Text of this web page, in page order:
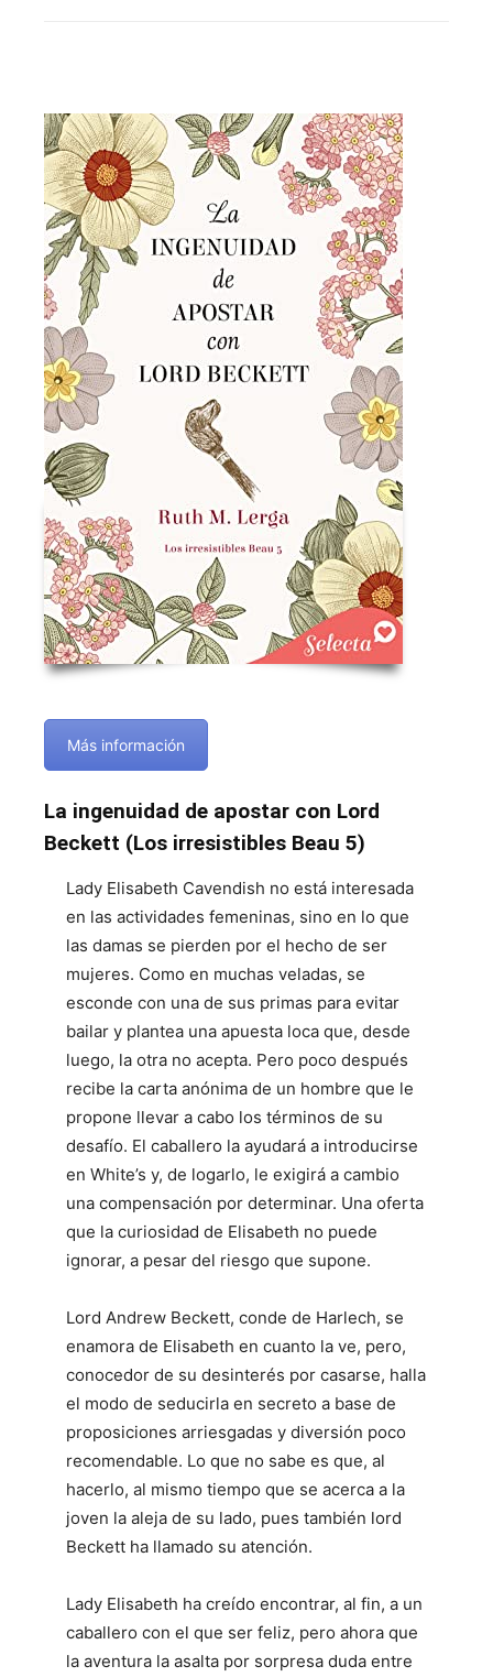
Más información
La ingenuidad de apostar con Lord
Beckett (Los irresistibles Beau 5)
Lady Elisabeth Cavendish no está interesada
en las actividades femeninas, sino en lo que
las damas se pierden por el hecho de ser
mujeres. Como en muchas veladas, se
esconde con una de sus primas para evitar
bailar y plantea una apuesta loca que, desde
luego, la otra no acepta. Pero poco después
recibe la carta anónima de un hombre que le
propone llevar a cabo los términos de su
desafío. El caballero la ayudará a introducirse
en White’s y, de logarlo, le exigirá a cambio
una compensación por determinar. Una oferta
que la curiosidad de Elisabeth no puede
ignorar, a pesar del riesgo que supone.
Lord Andrew Beckett, conde de Harlech, se
enamora de Elisabeth en cuanto la ve, pero,
conocedor de su desinterés por casarse, halla
el modo de seducirla en secreto a base de
proposiciones arriesgadas y diversión poco
recomendable. Lo que no sabe es que, al
hacerlo, al mismo tiempo que se acerca a la
joven la aleja de su lado, pues también lord
Beckett ha llamado su atención.
Lady Elisabeth ha creído encontrar, al fin, a un
caballero con el que ser feliz, pero ahora que
la aventura la asalta por sorpresa duda entre